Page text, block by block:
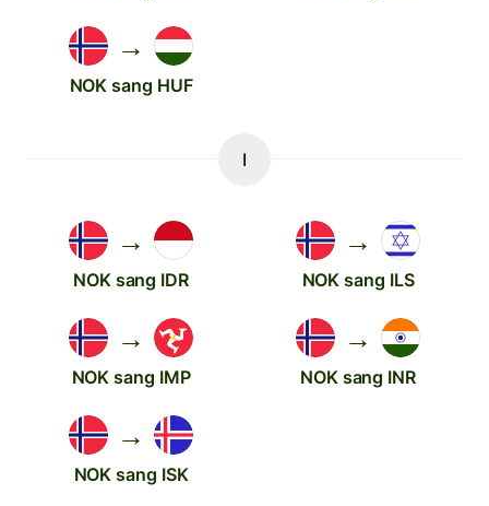
→
NOK sang HUF
I
→
NOK sang IDR
→
NOK sang ILS
→
NOK sang IMP
→
NOK sang INR
→
NOK sang ISK